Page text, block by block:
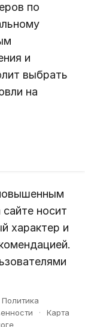
по
и
выбрать
на
носит
характер и
Политика
·
Карта